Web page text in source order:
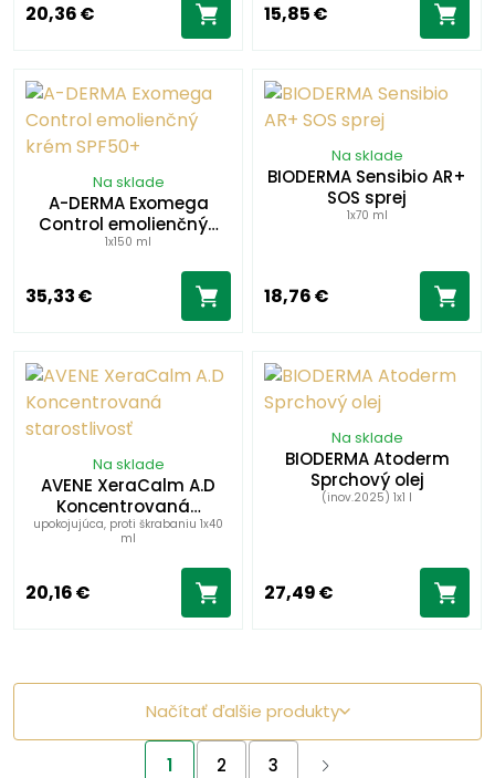
20,36 € 15,85 €
Na sklade
A-DERMA Exomega
Control emolienčný…
1x150 ml
35,33 €
Na sklade
BIODERMA Sensibio AR+
SOS sprej
1x70 ml
18,76 €
Na sklade
AVENE XeraCalm A.D
Koncentrovaná…
upokojujúca, proti škrabaniu 1x40
ml
20,16 €
Na sklade
BIODERMA Atoderm
Sprchový olej
(inov.2025) 1x1 l
27,49 €
1 2 3
Načítať ďalšie produkty